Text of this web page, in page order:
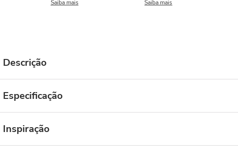
Saiba mais Saiba mais
Descrição
Especificação
Inspiração